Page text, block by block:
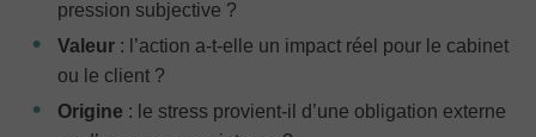
pression subjective ?
Valeur : l’action a-t-elle un impact réel pour le cabinet
ou le client ?
Origine : le stress provient-il d’une obligation externe